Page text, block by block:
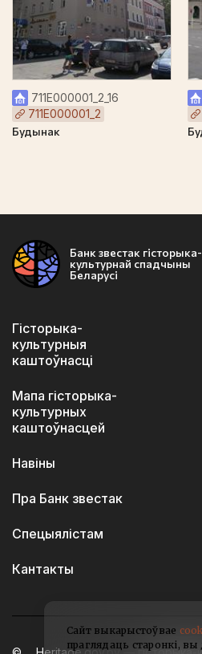
711Е000001_2_16
711Е000001_2
Будынак
Банк звестак гісторыка-
культурнай спадчыны
Беларусі
Гісторыка-
культурныя
каштоўнасці
Мапа гісторыка-
культурных
каштоўнасцей
Навіны
Пра Банк звестак
Спецыялістам
Кантакты
Сайт выкарыстоўвае
праглядаць старонкі, вы